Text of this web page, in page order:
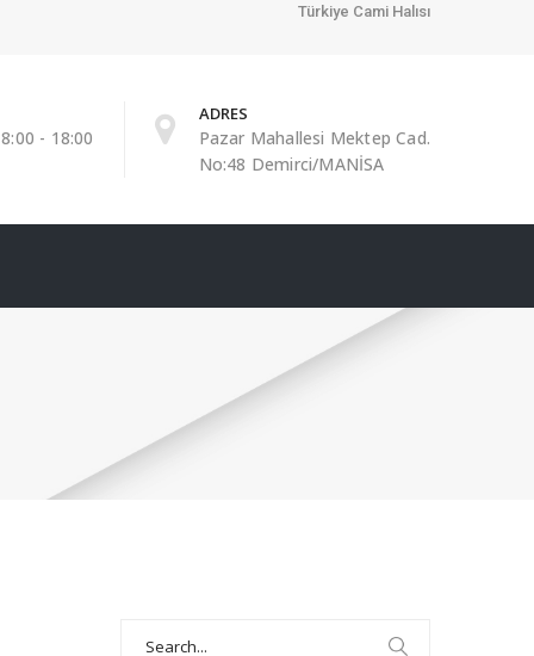
Türkiye Cami Halısı
- 18:00
ADRES
Pazar Mahallesi Mektep Cad.
No:48 Demirci/MANİSA